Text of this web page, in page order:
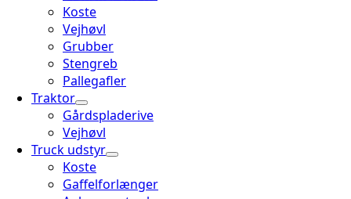
Koste
Vejhøvl
Grubber
Stengreb
Pallegafler
Traktor
Gårdspladerive
Vejhøvl
Truck udstyr
Koste
Gaffelforlænger